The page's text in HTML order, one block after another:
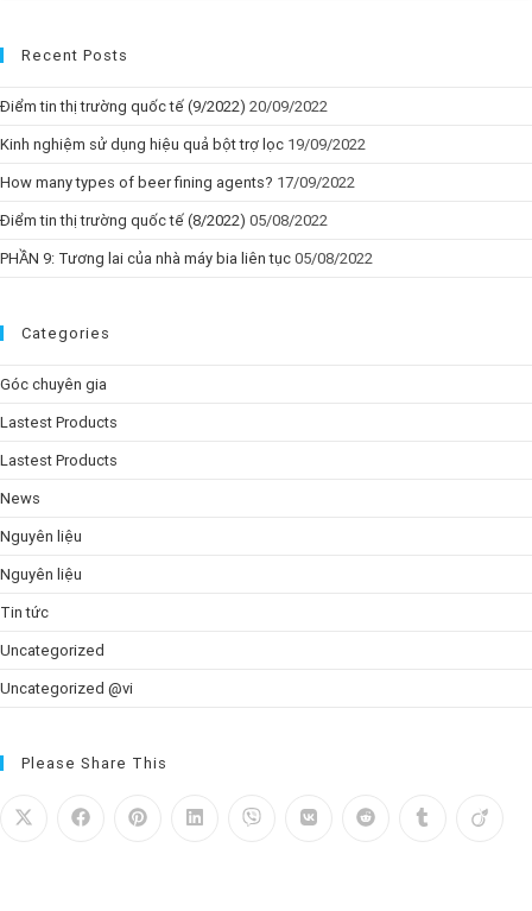
Recent Posts
Điểm tin thị trường quốc tế (9/2022) 20/09/2022
Kinh nghiệm sử dụng hiệu quả bột trợ lọc 19/09/2022
How many types of beer fining agents? 17/09/2022
Điểm tin thị trường quốc tế (8/2022) 05/08/2022
PHẦN 9: Tương lai của nhà máy bia liên tục05/08/2022
Categories
Góc chuyên gia
Lastest Products
Lastest Products
News
Nguyên liệu
Nguyên liệu
Tin tức
Uncategorized
Uncategorized @vi
Please Share This